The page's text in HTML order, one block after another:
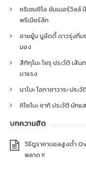
คริเซนซิโอ ซัมเมอร์วิลล์
พรีเมียร์ลีก
อายยู้บ บูอัดดี้ ดาวรุ่งทีม
มอง
สึกิกุโมะ โยรุ ประวัติ เส้
มาแรง
นาโนะ โอกาซาวาระ ปร
คิโยโนะ ซากิ ประวัติ นัก
บทความฮิต
วิธีดูราคาบอลสูงต่ำ
พลาด !!